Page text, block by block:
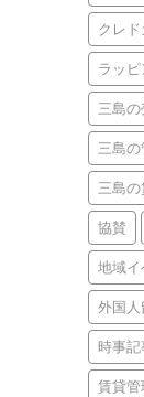
クレ
ラッ
三島
三島
三島
協賛
地域イ
外国人
時事記
賃貸管